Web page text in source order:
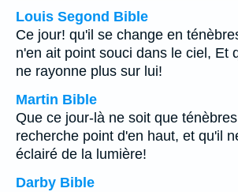
Louis Segond Bible
Ce jour! qu'il se change en
n'en ait point souci dans le ciel, Et
ne rayonne plus sur lui!
Martin Bible
Que ce jour-là ne soit que
recherche point d'en haut, et qu'il
éclairé de la lumière!
Darby Bible